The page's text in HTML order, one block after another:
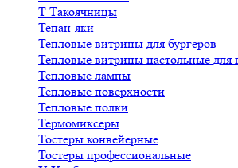
Т Такоячницы
Тепан-яки
Тепловые витрины для бургеров
Тепловые витрины настольные
Тепловые лампы
Тепловые поверхности
Тепловые полки
Термомиксеры
Тостеры конвейерные
Тостеры профессиональные